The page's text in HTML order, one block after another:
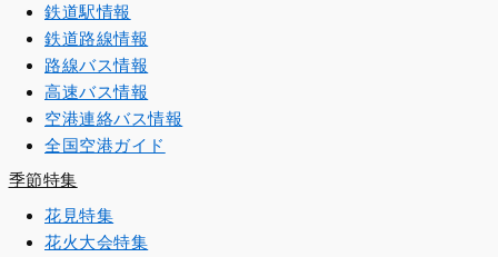
鉄道駅情報
鉄道路線情報
路線バス情報
高速バス情報
空港連絡バス情報
全国空港ガイド
季節特集
花見特集
花火大会特集